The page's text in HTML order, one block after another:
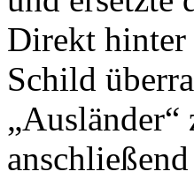
Direkt hinter
Schild